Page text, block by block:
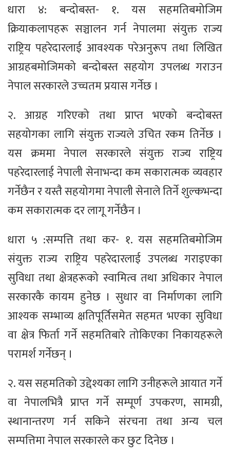
धारा ४: बन्दोबस्त- १. यस सहमतिबमोजिम
क्रियाकलापहरू सञ्चालन गर्न नेपालमा संयुक्त राज्य
राष्ट्रिय पहरेदारलाई आवश्यक परेअनुरूप तथा लिखित
आग्रहबमोजिमको बन्दोबस्त सहयोग उपलब्ध गराउन
नेपाल सरकारले उच्चतम प्रयास गर्नेछ ।
२. आग्रह गरिएको तथा प्राप्त भएको बन्दोबस्त
सहयोगका लागि संयुक्त राज्यले उचित रकम तिर्नेछ ।
यस क्रममा नेपाल सरकारले संयुक्त राज्य राष्ट्रिय
पहरेदारलाई नेपाली सेनाभन्दा कम सकारात्मक व्यवहार
गर्नेछैन र यस्तै सहयोगमा नेपाली सेनाले तिर्ने शुल्कभन्दा
कम सकारात्मक दर लागू गर्नेछैन ।
धारा ५ :सम्पत्ति तथा कर- १. यस सहमतिबमोजिम
संयुक्त राज्य राष्ट्रिय पहरेदारलाई उपलब्ध गराइएका
सुविधा तथा क्षेत्रहरूको स्वामित्व तथा अधिकार नेपाल
सरकारकै कायम हुनेछ । सुधार वा निर्माणका लागि
आश्यक सम्भाव्य क्षतिपूर्तिसमेत सहमत भएका सुविधा
वा क्षेत्र फिर्ता गर्ने सहमतिबारे तोकिएका निकायहरूले
परामर्श गर्नेछन् ।
२. यस सहमतिको उद्देश्यका लागि उनीहरूले आयात गर्ने
वा नेपालभित्रै प्राप्त गर्ने सम्पूर्ण उपकरण, सामग्री,
स्थानान्तरण गर्न सकिने संरचना तथा अन्य चल
सम्पत्तिमा नेपाल सरकारले कर छुट दिनेछ ।